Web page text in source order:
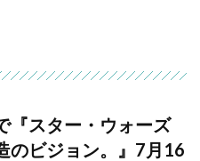
『スター・ウォーズ
ビジョン。』7月16